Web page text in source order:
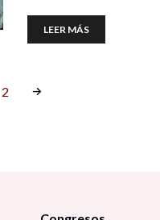
LEER MÁS
2